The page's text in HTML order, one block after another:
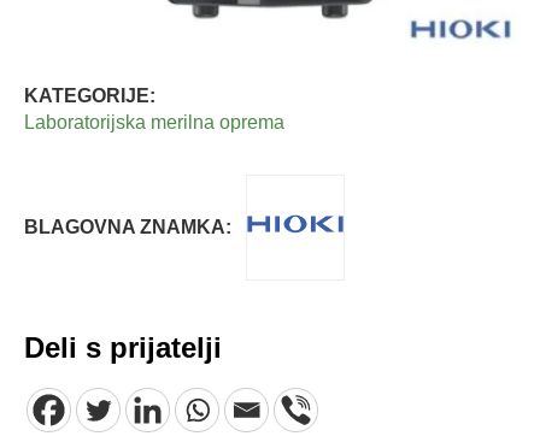
KATEGORIJE:
Laboratorijska merilna oprema
BLAGOVNA ZNAMKA:
Deli s prijatelji